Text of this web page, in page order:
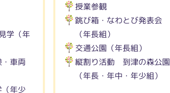
学（年
車両
年少
授業参観
跳び箱・なわとび発表会
（年長組）
交通公園（年長組）
縦割り活動 到津の森公園
（年長・年中・年少組）